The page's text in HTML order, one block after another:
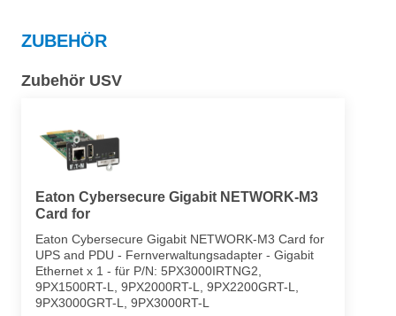
ZUBEHÖR
Zubehör USV
Eaton Cybersecure Gigabit NETWORK-M3
Card for
Eaton Cybersecure Gigabit NETWORK-M3 Card for
UPS and PDU - Fernverwaltungsadapter - Gigabit
Ethernet x 1 - für P/N: 5PX3000IRTNG2,
9PX1500RT-L, 9PX2000RT-L, 9PX2200GRT-L,
9PX3000GRT-L, 9PX3000RT-L